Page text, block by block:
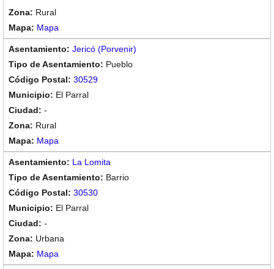
Rural
Mapa
Jericó (Porvenir)
Pueblo
30529
El Parral
-
Rural
Mapa
La Lomita
Barrio
30530
El Parral
-
Urbana
Mapa